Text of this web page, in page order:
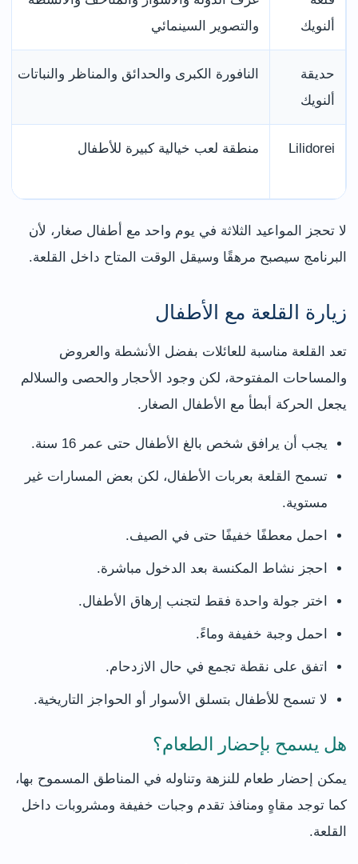
ألنويك
والتصوير السينمائي
حديقة
ألنويك
النافورة الكبرى والحدائق والمناظر والنباتات
Lilidorei منطقة لعب خيالية كبيرة للأطفال
لا تحجز المواعيد الثلاثة في يوم واحد مع أطفال صغار، لأن
البرنامج سيصبح مرهقًا وسيقل الوقت المتاح داخل القلعة.
زيارة القلعة مع الأطفال
تعد القلعة مناسبة للعائلات بفضل الأنشطة والعروض
والمساحات المفتوحة، لكن وجود الأحجار والحصى والسلالم
يجعل الحركة أبطأ مع الأطفال الصغار.
يجب أن يرافق شخص بالغ الأطفال حتى عمر 16 سنة.
تسمح القلعة بعربات الأطفال، لكن بعض المسارات غير
مستوية.
احمل معطفًا خفيفًا حتى في الصيف.
احجز نشاط المكنسة بعد الدخول مباشرة.
اختر جولة واحدة فقط لتجنب إرهاق الأطفال.
احمل وجبة خفيفة وماءً.
اتفق على نقطة تجمع في حال الازدحام.
لا تسمح للأطفال بتسلق الأسوار أو الحواجز التاريخية.
هل يسمح بإحضار الطعام؟
يمكن إحضار طعام للنزهة وتناوله في المناطق المسموح بها،
كما توجد مقاهٍ ومنافذ تقدم وجبات خفيفة ومشروبات داخل
القلعة.